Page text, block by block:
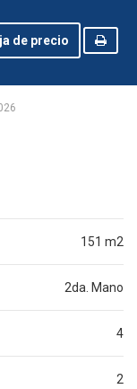
de precio
151 m2
2da. Mano
4
2